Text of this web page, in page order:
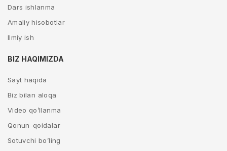
Dars ishlanma
Amaliy hisobotlar
Ilmiy ish
BIZ HAQIMIZDA
Sayt haqida
Biz bilan aloqa
Video qo’llanma
Qonun-qoidalar
Sotuvchi bo’ling